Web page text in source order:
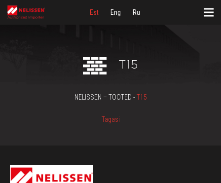
Est Eng Ru
T15
NELISSEN – TOOTED -T15
Tagasi